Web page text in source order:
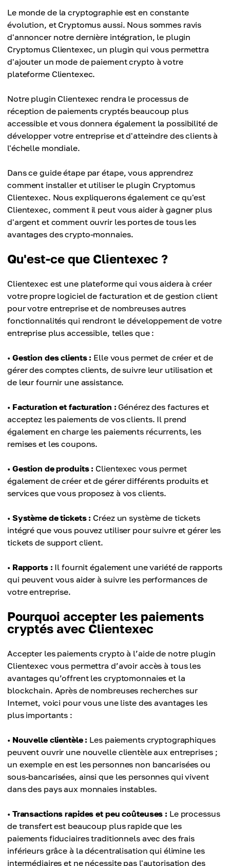
Le monde de la cryptographie est en constante
évolution, et Cryptomus aussi. Nous sommes ravis
d'annoncer notre dernière intégration, le plugin
Cryptomus Clientexec, un plugin qui vous permettra
d'ajouter un mode de paiement crypto à votre
plateforme Clientexec.
Notre plugin Clientexec rendra le processus de
réception de paiements cryptés beaucoup plus
accessible et vous donnera également la possibilité de
développer votre entreprise et d'atteindre des clients à
l'échelle mondiale.
Dans ce guide étape par étape, vous apprendrez
comment installer et utiliser le plugin Cryptomus
Clientexec. Nous expliquerons également ce qu'est
Clientexec, comment il peut vous aider à gagner plus
d'argent et comment ouvrir les portes de tous les
avantages des crypto-monnaies.
Qu'est-ce que Clientexec ?
Clientexec est une plateforme qui vous aidera à créer
votre propre logiciel de facturation et de gestion client
pour votre entreprise et de nombreuses autres
fonctionnalités qui rendront le développement de votre
entreprise plus accessible, telles que :
• Gestion des clients : Elle vous permet de créer et de
gérer des comptes clients, de suivre leur utilisation et
de leur fournir une assistance.
• Facturation et facturation : Générez des factures et
acceptez les paiements de vos clients. Il prend
également en charge les paiements récurrents, les
remises et les coupons.
• Gestion de produits : Clientexec vous permet
également de créer et de gérer différents produits et
services que vous proposez à vos clients.
• Système de tickets : Créez un système de tickets
intégré que vous pouvez utiliser pour suivre et gérer les
tickets de support client.
• Rapports : Il fournit également une variété de rapports
qui peuvent vous aider à suivre les performances de
votre entreprise.
Pourquoi accepter les paiements
cryptés avec Clientexec
Accepter les paiements crypto à l’aide de notre plugin
Clientexec vous permettra d’avoir accès à tous les
avantages qu’offrent les cryptomonnaies et la
blockchain. Après de nombreuses recherches sur
Internet, voici pour vous une liste des avantages les
plus importants :
• Nouvelle clientèle : Les paiements cryptographiques
peuvent ouvrir une nouvelle clientèle aux entreprises ;
un exemple en est les personnes non bancarisées ou
sous-bancarisées, ainsi que les personnes qui vivent
dans des pays aux monnaies instables.
• Transactions rapides et peu coûteuses : Le processus
de transfert est beaucoup plus rapide que les
paiements fiduciaires traditionnels avec des frais
inférieurs grâce à la décentralisation qui élimine les
intermédiaires et ne nécessite pas l'autorisation des